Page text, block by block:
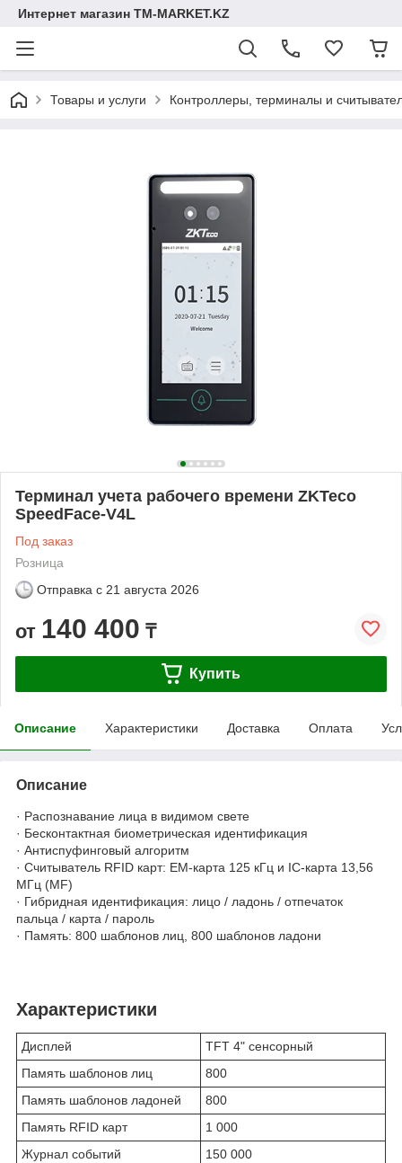
Интернет магазин TM-MARKET.KZ
Товары и услуги Контроллеры, терминалы и
Терминал учета рабочего времени ZKTeco
SpeedFace-V4L
Под заказ
Розница
Отправка с 21 августа 2026
от 140 400 ₸
Купить
Описание Характеристики Доставка Оплата
Описание
· Распознавание лица в видимом свете
· Бесконтактная биометрическая идентификация
· Антиспуфинговый алгоритм
· Считыватель RFID карт: EM-карта 125 кГц и IC-карта 13,56
МГц (MF)
· Гибридная идентификация: лицо / ладонь / отпечаток
пальца / карта / пароль
· Память: 800 шаблонов лиц, 800 шаблонов ладони
Характеристики
Дисплей
TFT 4" сенсорный
Память шаблонов лиц
800
Память шаблонов ладоней
800
Память RFID карт
1 000
Журнал событий
150 000